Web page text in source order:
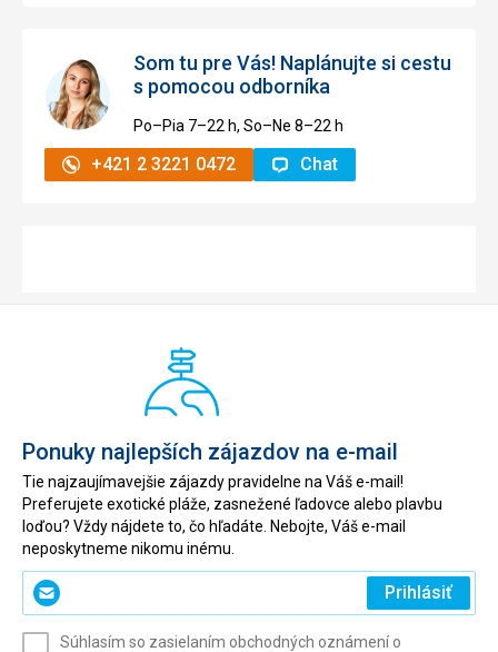
Som tu pre Vás! Naplánujte si cestu
s pomocou odborníka
Po–Pia 7–⁠⁠⁠⁠⁠⁠22 h, So–Ne 8–⁠⁠⁠⁠⁠⁠22 h
+421 2 3221 0472 Chat
Ponuky najlepších zájazdov na e-mail
Tie najzaujímavejšie zájazdy pravidelne na Váš e-mail!
Preferujete exotické pláže, zasnežené ľadovce alebo plavbu
loďou? Vždy nájdete to, čo hľadáte. Nebojte, Váš e-mail
neposkytneme nikomu inému.
Zadajte
svoj
Prihlásiť
Súhlasím so zasielaním obchodných oznámení o